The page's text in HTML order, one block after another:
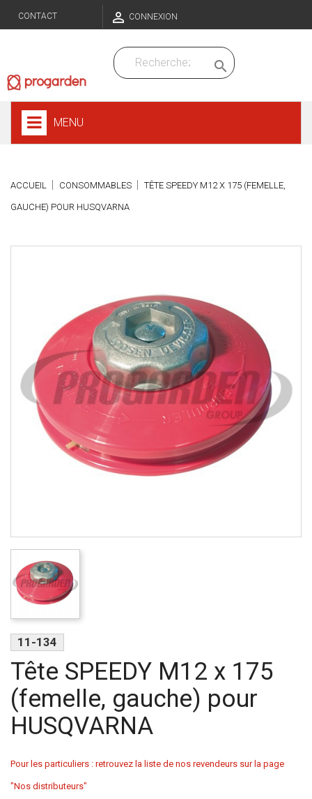
CONTACT  CONNEXION

MENU
ACCUEIL CONSOMMABLES TÊTE SPEEDY M12 X 175 (FEMELLE,
GAUCHE) POUR HUSQVARNA
11-134
Tête SPEEDY M12 x 175
(femelle, gauche) pour
HUSQVARNA
Pour les particuliers : retrouvez la liste de nos revendeurs sur la page
"Nos distributeurs"